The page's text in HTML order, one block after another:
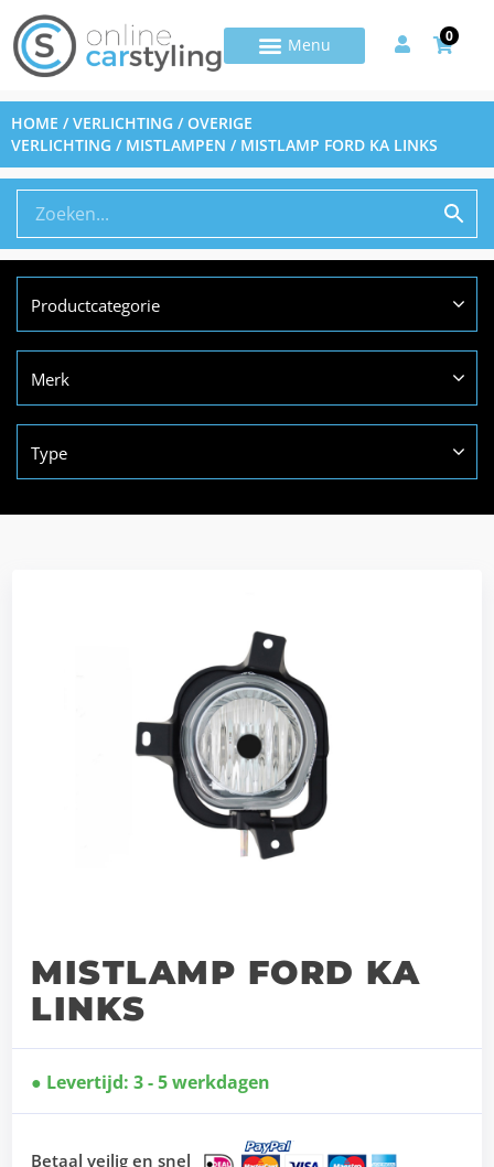
0
HOME /VERLICHTING /OVERIGE
VERLICHTING / MISTLAMPEN / MISTLAMP FORD KA LINKS
Productcategorie
Merk
Type
MISTLAMP FORD KA
LINKS
Levertijd: 3 - 5 werkdagen
Betaal veilig en snel